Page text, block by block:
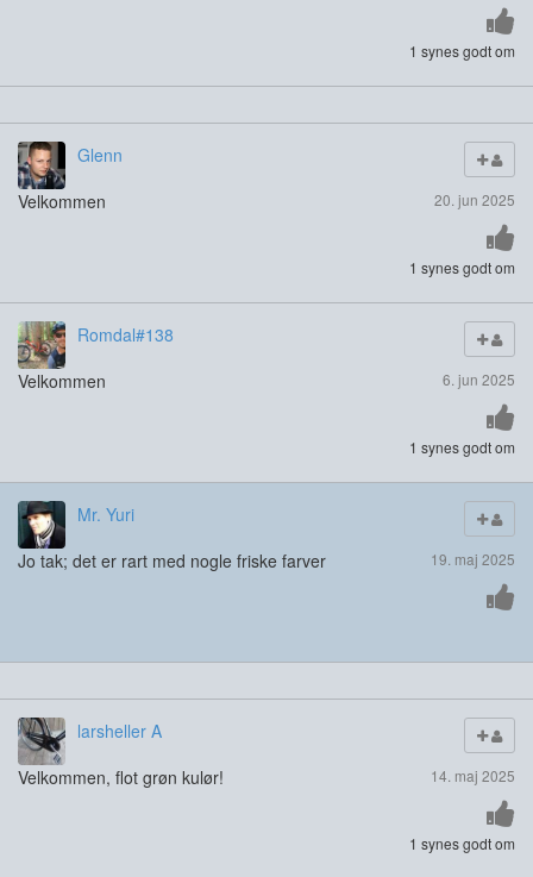
1 synes godt om
Glenn
20. jun 2025
Velkommen
1 synes godt om
Romdal#138
6. jun 2025
Velkommen
1 synes godt om
Mr. Yuri
19. maj 2025
Jo tak; det er rart med nogle friske farver
larsheller A
14. maj 2025
Velkommen, flot grøn kulør!
1 synes godt om